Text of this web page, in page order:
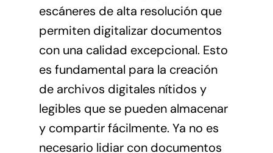
escáneres de alta resolución que
permiten digitalizar documentos
con una calidad excepcional. Esto
es fundamental para la creación
de archivos digitales nítidos y
legibles que se pueden almacenar
y compartir fácilmente. Ya no es
necesario lidiar con documentos